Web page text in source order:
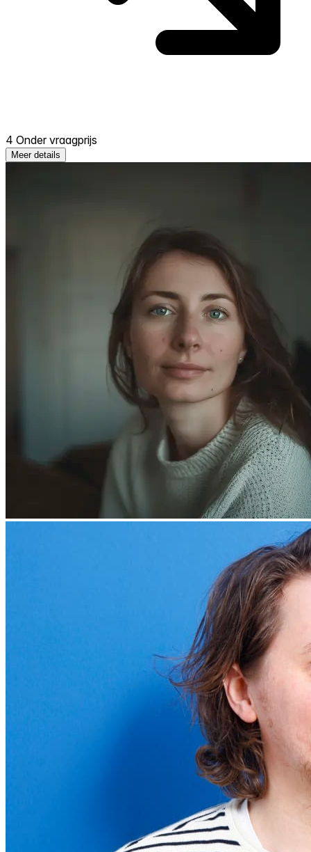
4 Onder vraagprijs
Meer details